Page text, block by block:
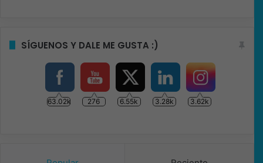
SÍGUENOS Y DALE ME GUSTA :)
63.02k 276 6.55k 3.28k 3.62k